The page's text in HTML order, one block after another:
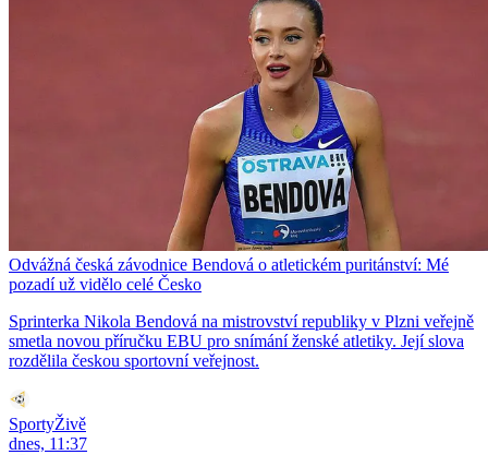
Odvážná česká závodnice Bendová o atletickém puritánství: Mé
pozadí už vidělo celé Česko
Sprinterka Nikola Bendová na mistrovství republiky v Plzni veřejně
smetla novou příručku EBU pro snímání ženské atletiky. Její slova
rozdělila českou sportovní veřejnost.
SportyŽivě
dnes, 11:37